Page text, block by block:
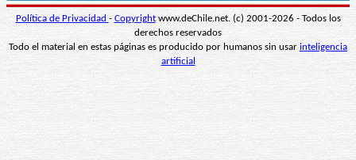
Política de Privacidad - Copyrightwww.deChile.net. (c) 2001-2026 - Todos los
derechos reservados
Todo el material en estas páginas es producido por humanos sin usar inteligencia
artificial